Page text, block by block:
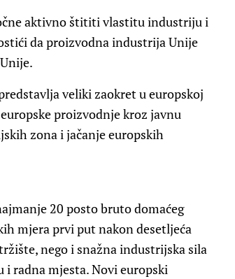
aktivno štititi vlastitu industriju i
da proizvodna industrija Unije
veliki zaokret u europskoj
proizvodnje kroz javnu
zona i jačanje europskih
20 posto bruto domaćeg
mjera prvi put nakon desetljeća
nego i snažna industrijska sila
radna mjesta. Novi europski